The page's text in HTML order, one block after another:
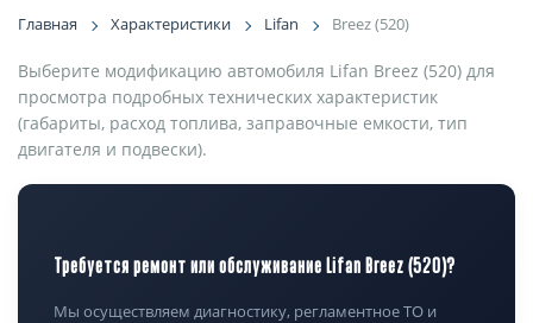
Главная Характеристики Lifan Breez (520)
Выберите модификацию автомобиля Lifan Breez (520) для
просмотра подробных технических характеристик
(габариты, расход топлива, заправочные емкости, тип
двигателя и подвески).
Требуется ремонт или обслуживание Lifan Breez (520)?
Мы осуществляем диагностику, регламентное ТО и